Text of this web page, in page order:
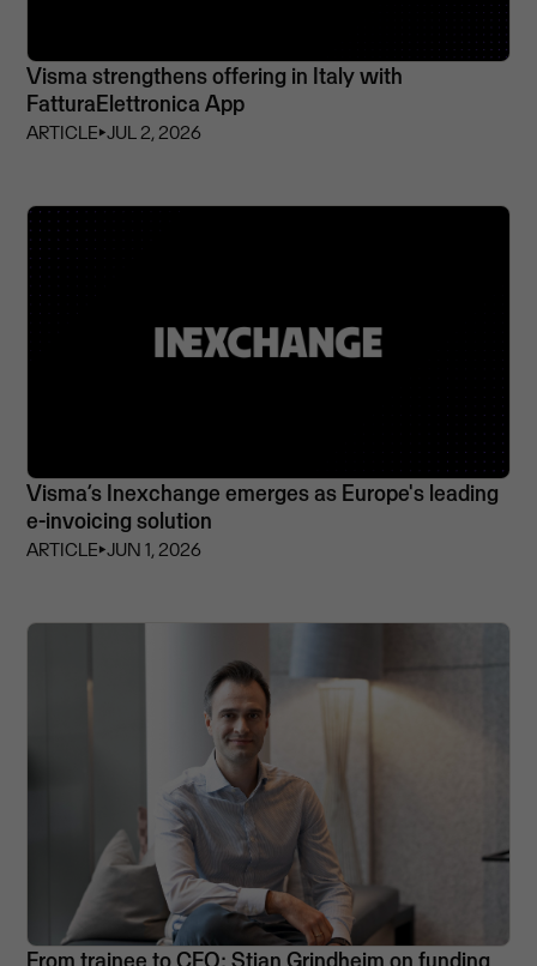
Visma strengthens offering in Italy with
FatturaElettronica App
ARTICLE⏵JUL 2, 2026
Visma’s Inexchange emerges as Europe's leading
e-invoicing solution
ARTICLE⏵JUN 1, 2026